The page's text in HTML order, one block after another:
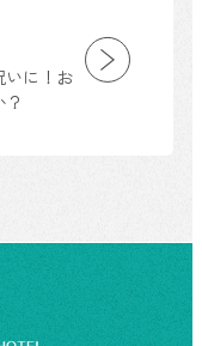
いに！お